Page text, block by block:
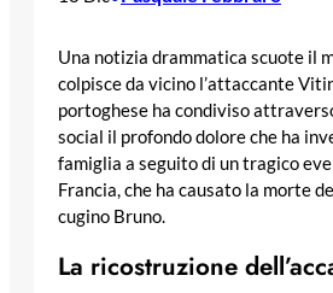
Una notizia drammatica scuote il
colpisce da vicino l’attaccante
portoghese ha condiviso
social il profondo dolore che ha
famiglia a seguito di un tragico
Francia, che ha causato la morte
cugino Bruno.
La ricostruzione